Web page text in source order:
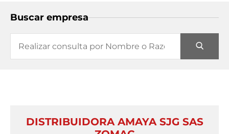
Buscar empresa
DISTRIBUIDORA AMAYA SJG SAS